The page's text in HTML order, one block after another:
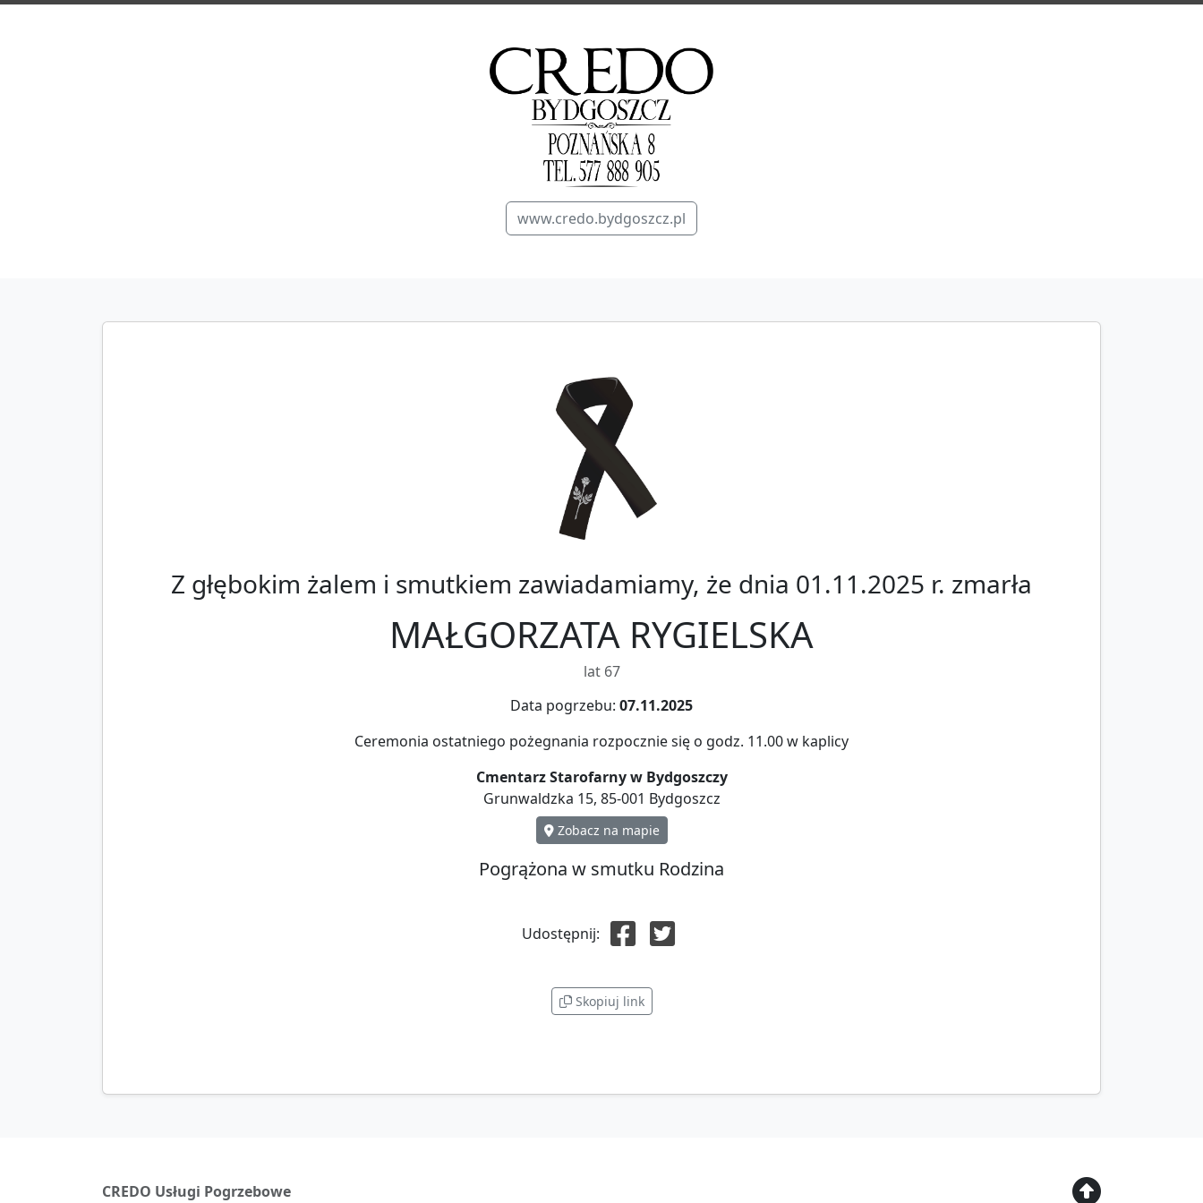
www.credo.bydgoszcz.pl
Z głębokim żalem i smutkiem zawiadamiamy, że dnia 01.11.2025 r. zmarła
MAŁGORZATA RYGIELSKA
lat 67
Data pogrzebu: 07.11.2025
Ceremonia ostatniego pożegnania rozpocznie się o godz. 11.00 w kaplicy
Cmentarz Starofarny w Bydgoszczy
Grunwaldzka 15, 85-001 Bydgoszcz
Zobacz na mapie
Pogrążona w smutku Rodzina
Udostępnij:
Skopiuj link
CREDO Usługi Pogrzebowe